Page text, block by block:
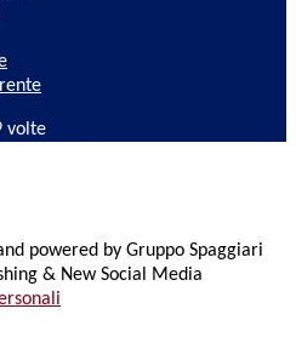
volte
powered by Gruppo Spaggiari
& New Social Media